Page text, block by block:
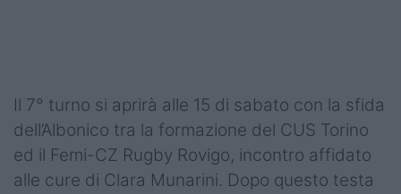
Il 7° turno si aprirà alle 15 di sabato con la sfida
dell’Albonico tra la formazione del CUS Torino
ed il Femi-CZ Rugby Rovigo, incontro affidato
alle cure di Clara Munarini. Dopo questo testa